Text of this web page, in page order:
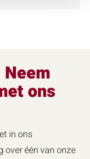
ons
in ons
over één van onze